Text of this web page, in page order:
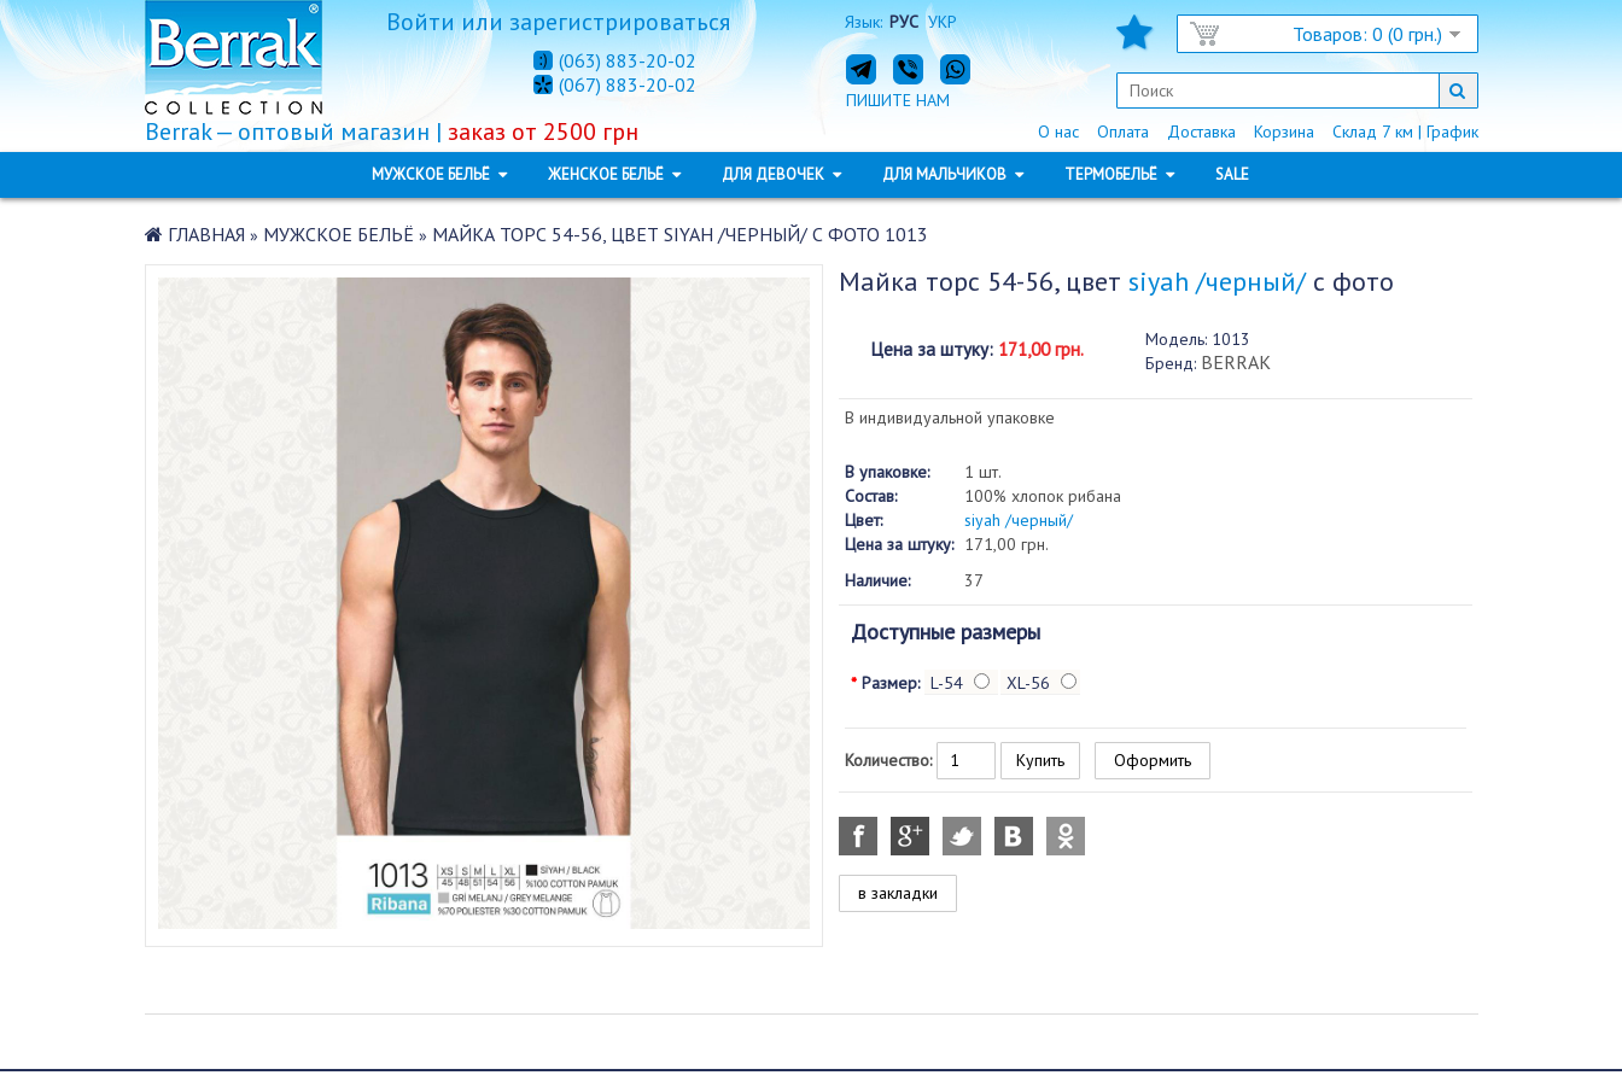
Язык: РУС УКР Товаров: 0 (0 грн.)
Войтиилизарегистрироваться
(063) 883-20-02
(067) 883-20-02
ПИШИТЕ НАМ
Склад 7 км | График
Корзина
Доставка
Оплата
О нас
Berrak — оптовый магазин | заказ от 2500 грн
МУЖСКОЕ БЕЛЬЁ ЖЕНСКОЕ БЕЛЬЁ ДЛЯ ДЕВОЧЕК ДЛЯ МАЛЬЧИКОВ ТЕРМОБЕЛЬЁ SALE
ГЛАВНАЯ » МУЖСКОЕ БЕЛЬЁ » МАЙКА ТОРС 54-56, ЦВЕТ SIYAH /ЧЕРНЫЙ/ С ФОТО 1013
Майка торс 54-56, цвет siyah /черный/с фото
Цена за штуку: 171,00 грн. Модель:1013
Бренд: BERRAK
В индивидуальной упаковке
В упаковке:
1 шт.
Состав:
100% хлопок рибана
Цвет:
siyah /черный/
Цена за штуку: 171,00 грн.
Наличие:
37
Доступные размеры
* Размер: L-54 XL-56
Количество: Оформить
в закладки